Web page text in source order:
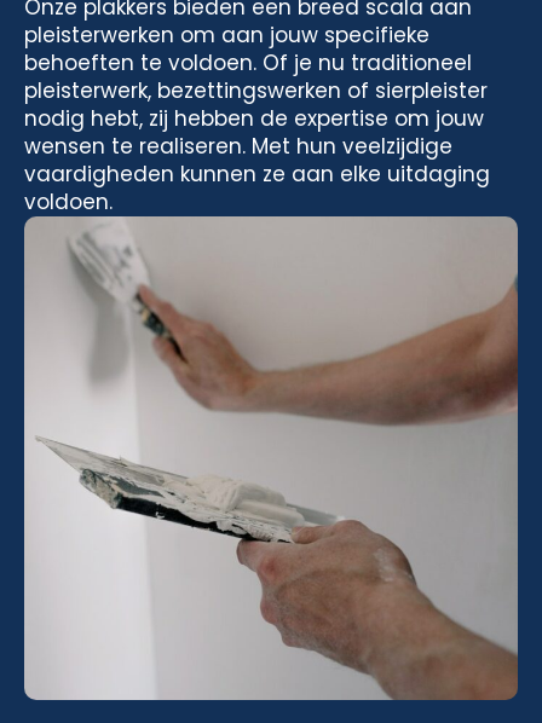
Onze plakkers bieden een breed scala aan
pleisterwerken om aan jouw specifieke
behoeften te voldoen. Of je nu traditioneel
pleisterwerk, bezettingswerken of sierpleister
nodig hebt, zij hebben de expertise om jouw
wensen te realiseren. Met hun veelzijdige
vaardigheden kunnen ze aan elke uitdaging
voldoen.